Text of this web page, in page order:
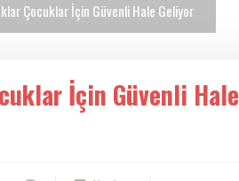
Çocuklar İçin Güvenli Hale Geliyor
İçin Güvenli Hale